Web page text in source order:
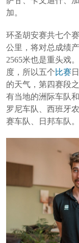
加。
环圣胡安赛共七个
公里，将对总成绩
2565米也是重头戏
度，所以五个比赛
的天气，第四赛段
有当地的洲际车队
罗尼车队、西班牙
赛车队、日邦车队。